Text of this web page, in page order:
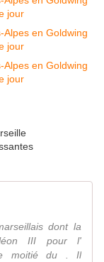
dont la
III pour l'
moitié du . Il